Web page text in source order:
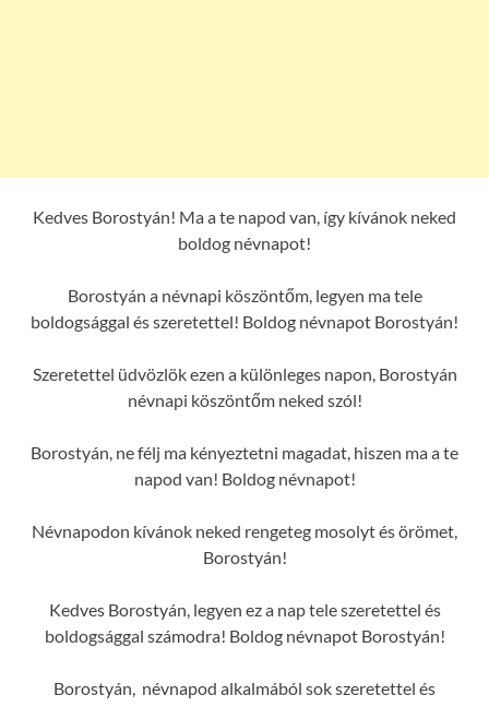
Kedves Borostyán! Ma a te napod van, így kívánok neked
boldog névnapot!
Borostyán a névnapi köszöntőm, legyen ma tele
boldogsággal és szeretettel! Boldog névnapot Borostyán!
Szeretettel üdvözlök ezen a különleges napon, Borostyán
névnapi köszöntőm neked szól!
Borostyán, ne félj ma kényeztetni magadat, hiszen ma a te
napod van! Boldog névnapot!
Névnapodon kívánok neked rengeteg mosolyt és örömet,
Borostyán!
Kedves Borostyán, legyen ez a nap tele szeretettel és
boldogsággal számodra! Boldog névnapot Borostyán!
Borostyán, névnapod alkalmából sok szeretettel és